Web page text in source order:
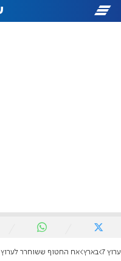
ערוץ 7 בארץ אח החטוף ששוחרר לערוץ 7: "קית' חושב על כך שהוא כאן ואחרים נותרו בעזה"